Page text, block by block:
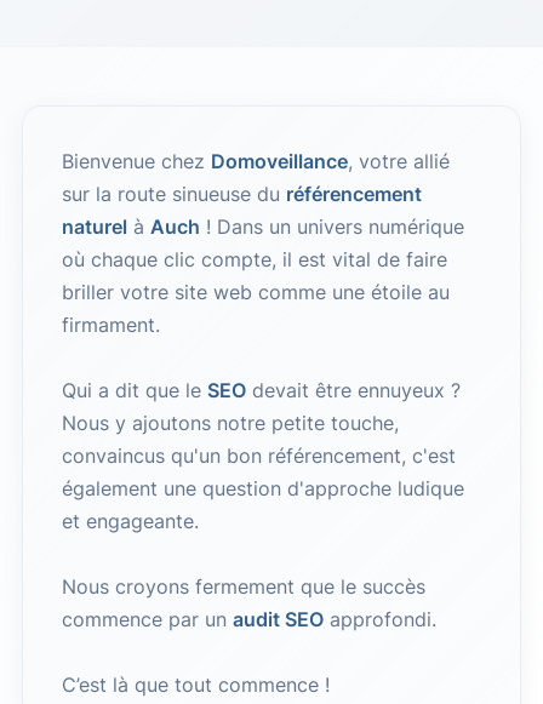
Bienvenue chez Domoveillance, votre allié
sur la route sinueuse du référencement
naturel à Auch ! Dans un univers numérique
où chaque clic compte, il est vital de faire
briller votre site web comme une étoile au
firmament.
Qui a dit que le SEOdevait être ennuyeux ?
Nous y ajoutons notre petite touche,
convaincus qu'un bon référencement, c'est
également une question d'approche ludique
et engageante.
Nous croyons fermement que le succès
commence par un audit SEOapprofondi.
C’est là que tout commence !